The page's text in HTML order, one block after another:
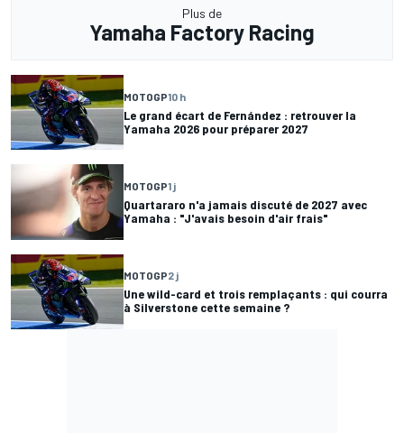
Plus de
Yamaha Factory Racing
MOTOGP10 h
Le grand écart de Fernández : retrouver la
Yamaha 2026 pour préparer 2027
MOTOGP1 j
Quartararo n'a jamais discuté de 2027 avec
Yamaha : "J'avais besoin d'air frais"
MOTOGP2 j
Une wild-card et trois remplaçants : qui courra
à Silverstone cette semaine ?